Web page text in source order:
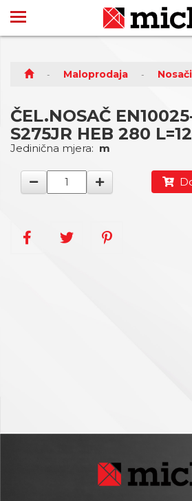
Maloprodaja Nosači
ČEL.NOSAČ
S275JR HEB 280 L=12
Jedinična mjera: m